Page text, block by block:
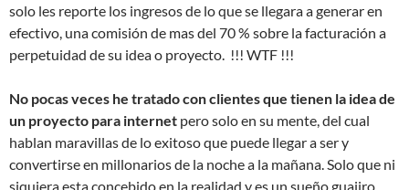
solo les reporte los ingresos de lo que se llegara a generar en
efectivo, una comisión de mas del 70 % sobre la facturación a
perpetuidad de su idea o proyecto. !!! WTF !!!
No pocas veces he tratado con clientes que tienen la idea de
un proyecto para internet pero solo en su mente, del cual
hablan maravillas de lo exitoso que puede llegar a ser y
convertirse en millonarios de la noche a la mañana. Solo que ni
siquiera esta concebido en la realidad y es un sueño guajiro